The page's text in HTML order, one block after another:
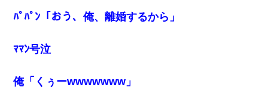
ﾊﾟﾊﾟﾝ「おう、俺、離婚するから」
ﾏﾏﾝ号泣
俺「くぅーwwwwwww」